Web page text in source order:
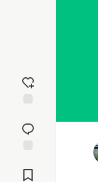
reaction
Comments